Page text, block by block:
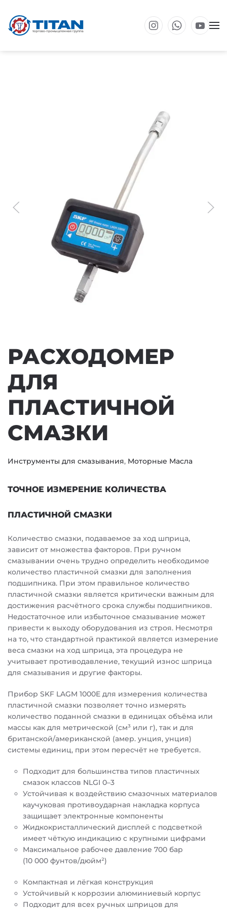
Перейти к основному содержанию
РАСХОДОМЕР
ДЛЯ
ПЛАСТИЧНОЙ
СМАЗКИ
Инструменты для смазывания, Моторные Масла
ТОЧНОЕ ИЗМЕРЕНИЕ КОЛИЧЕСТВА
ПЛАСТИЧНОЙ СМАЗКИ
Количество смазки, подаваемое за ход шприца,
зависит от множества факторов. При ручном
смазывании очень трудно определить необходимое
количество пластичной смазки для заполнения
подшипника. При этом правильное количество
пластичной смазки является критически важным для
достижения расчётного срока службы подшипников.
Недостаточное или избыточное смазывание может
привести к выходу оборудования из строя. Несмотря
на то, что стандартной практикой является измерение
веса смазки на ход шприца, эта процедура не
учитывает противодавление, текущий износ шприца
для смазывания и другие факторы.
Прибор SKF LAGM 1000E для измерения количества
пластичной смазки позволяет точно измерять
количество поданной смазки в единицах объёма или
массы как для метрической (см³ или г), так и для
британской/американской (амер. унция, унция)
системы единиц, при этом пересчёт не требуется.
Подходит для большинства типов пластичных
смазок классов NLGI 0–3
Устойчивая к воздействию смазочных материалов
каучуковая противоударная накладка корпуса
защищает электронные компоненты
Жидкокристаллический дисплей с подсветкой
имеет чёткую индикацию с крупными цифрами
Максимальное рабочее давление 700 бар
(10 000 фунтов/дюйм²)
Компактная и лёгкая конструкция
Устойчивый к коррозии алюминиевый корпус
Подходит для всех ручных шприцов для